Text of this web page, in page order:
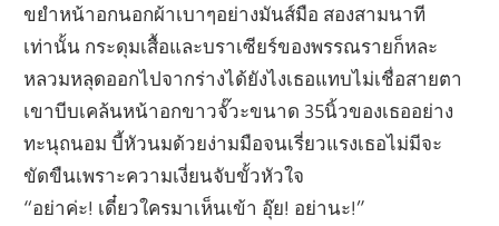
ขยำหน้าอกนอกผ้าเบาๆอย่างมันส์มือ สองสามนาที
เท่านั้น กระดุมเสื้อและบราเซียร์ของพรรณรายก็หละ
หลวมหลุดออกไปจากร่างได้ยังไงเธอแทบไม่เชื่อสายตา
เขาบีบเคล้นหน้าอกขาวจั๊วะขนาด 35นิ้วของเธออย่าง
ทะนุถนอม บี้หัวนมด้วยง่ามมือจนเรี่ยวแรงเธอไม่มีจะ
ขัดขืนเพราะความเงี่ยนจับขั้วหัวใจ
“อย่าค่ะ! เดี๋ยวใครมาเห็นเข้า อุ๊ย! อย่านะ!”